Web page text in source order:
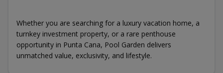
Whether you are searching for a luxury vacation home, a
turnkey investment property, or a rare penthouse
opportunity in Punta Cana, Pool Garden delivers
unmatched value, exclusivity, and lifestyle.